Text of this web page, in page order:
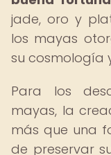
jade, oro y
los mayas
su cosmología
Para los
mayas, la
más que una
de preservar